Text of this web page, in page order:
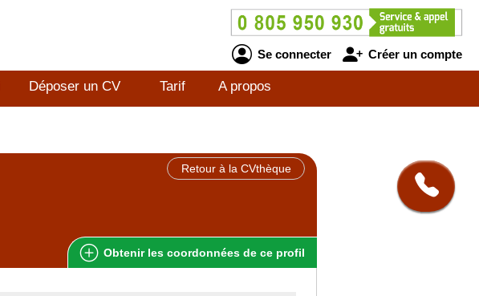
Se connecter Créer un compte
Déposer un CV Tarif A propos
Retour à la CVthèque
Obtenir les coordonnées de ce profil